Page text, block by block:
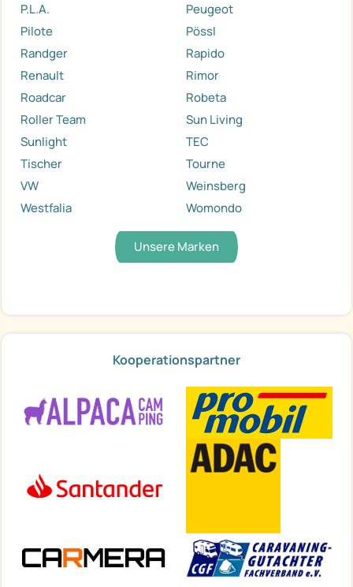
P.L.A.
Peugeot
Pilote
Pössl
Randger
Rapido
Renault
Rimor
Roadcar
Robeta
Roller Team
Sun Living
Sunlight
TEC
Tischer
Tourne
VW
Weinsberg
Westfalia
Womondo
Unsere Marken
Kooperationspartner